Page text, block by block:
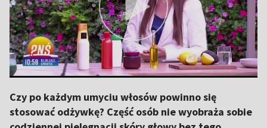
Czy po każdym umyciu włosów powinno się
stosować odżywkę? Część osób nie wyobraża sobie